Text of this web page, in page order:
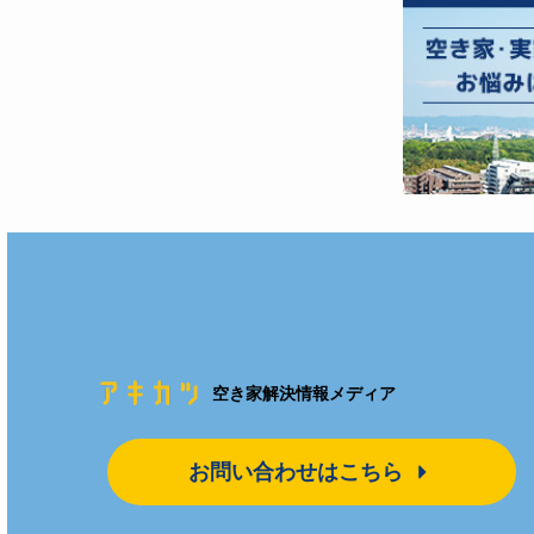
空き家解決情報メディア
お問い合わせはこちら